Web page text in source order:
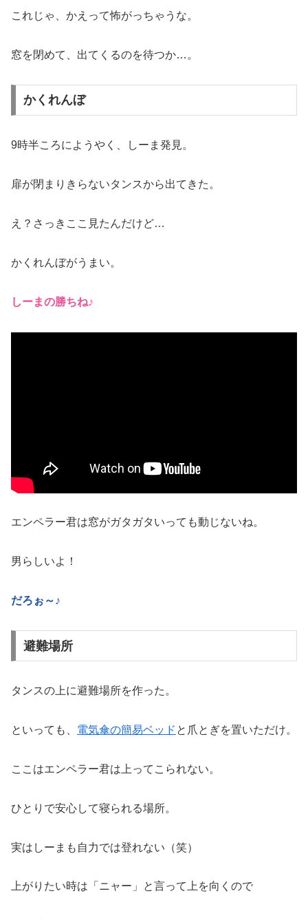
これじゃ、かえって怖がっちゃうな。
窓を閉めて、出てくるのを待つか…。
かくれんぼ
9時半ころにようやく、しーま発見。
扉が閉まりきらないタンスから出てきた。
え？さっきここ見たんだけど…
かくれんぼがうまい。
しーまの勝ちね♪
エンペラー君は窓がガタガタいっても動じないね。
男らしいよ！
だろぉ～♪
避難場所
タンスの上に避難場所を作った。
といっても、 電気傘の簡易ベッド と爪とぎを置いただけ。
ここはエンペラー君は上ってこられない。
ひとりで安心して寝られる場所。
実はしーまも自力では登れない（笑）
上がりたい時は「ニャー」と言って上を向くので